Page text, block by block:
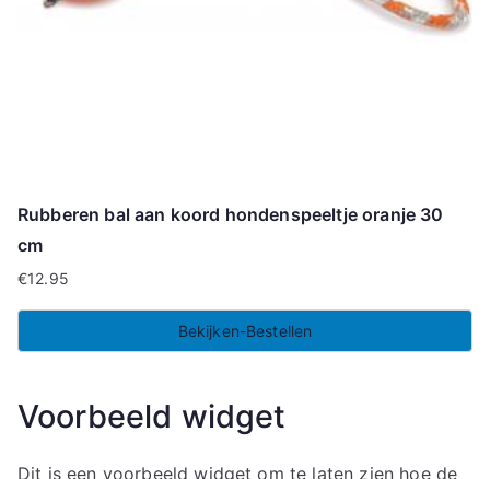
Rubberen bal aan koord hondenspeeltje oranje 30
cm
€12.95
Bekijken-Bestellen
Voorbeeld widget
Dit is een voorbeeld widget om te laten zien hoe de